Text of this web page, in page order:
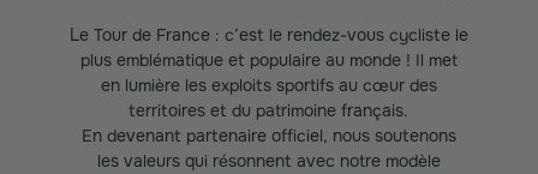
Le Tour de France : c’est le rendez-vous cycliste le
plus emblématique et populaire au monde ! Il met
en lumière les exploits sportifs au cœur des
territoires et du patrimoine français.
En devenant partenaire officiel, nous soutenons
les valeurs qui résonnent avec notre modèle